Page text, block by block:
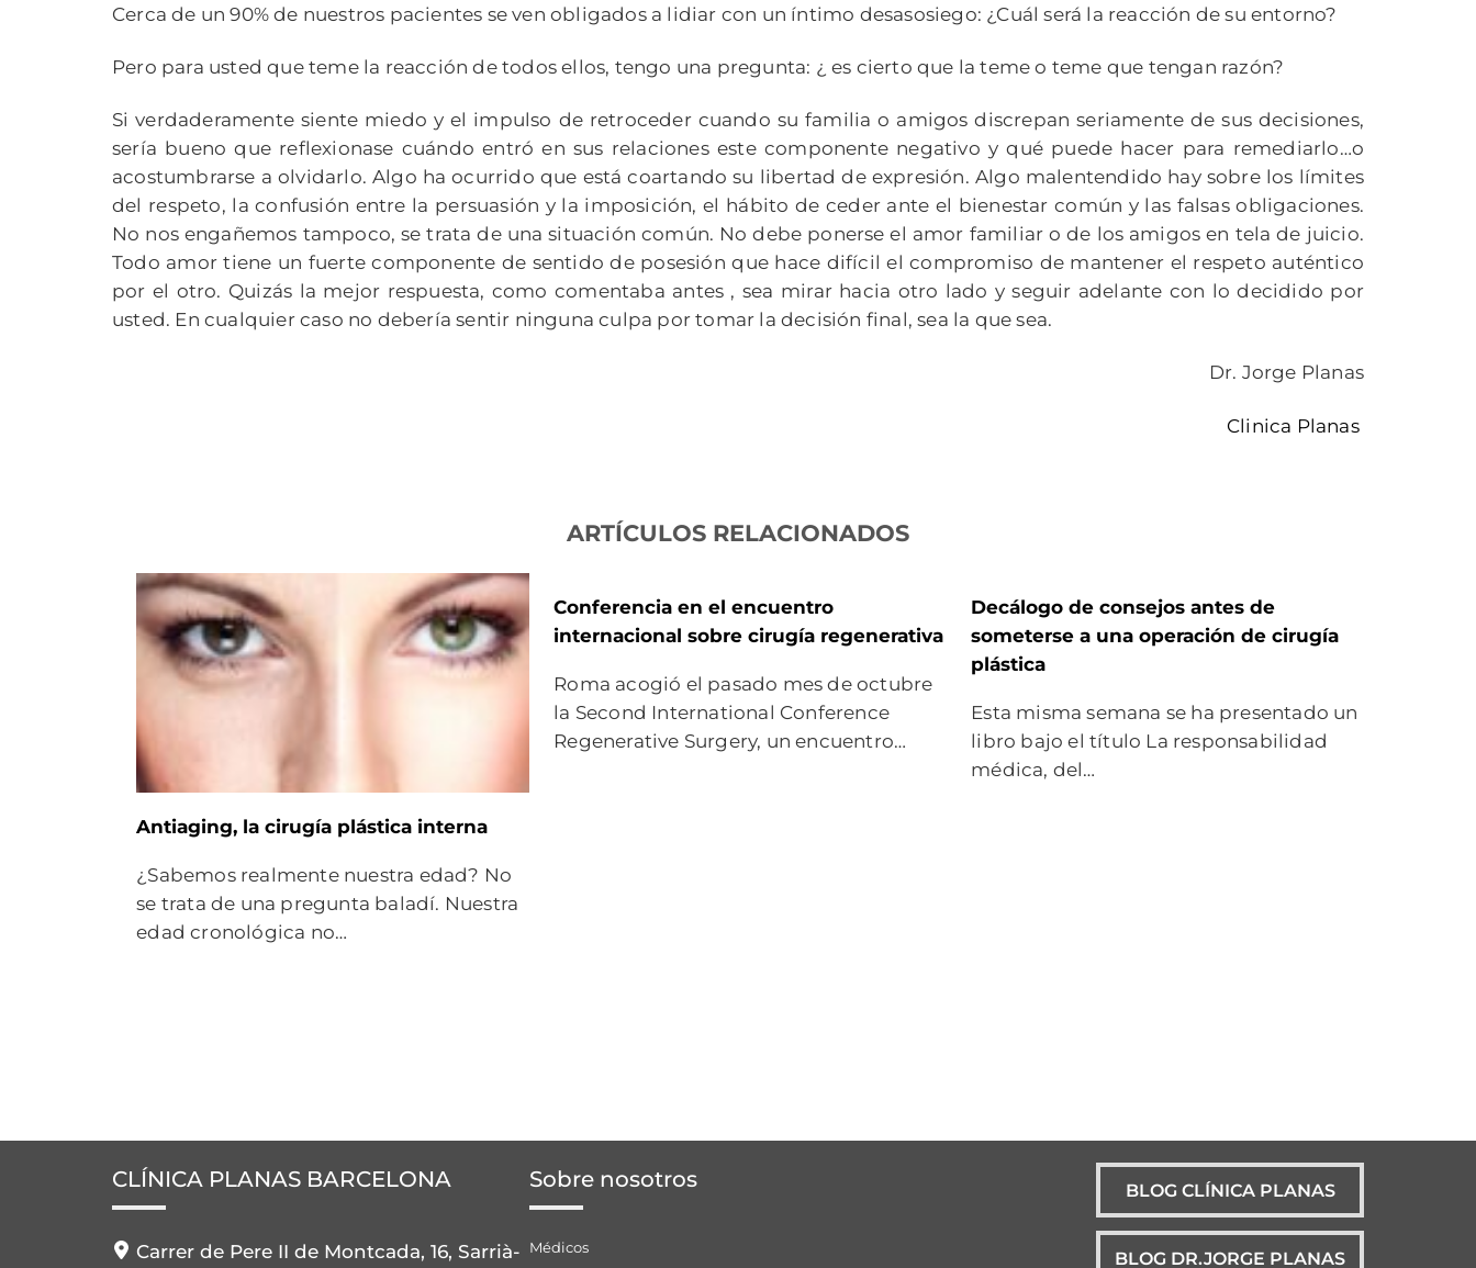
Cerca de un 90% de nuestros pacientes se ven obligados a lidiar con un íntimo desasosiego: ¿Cuál será la reacción de su entorno?
Pero para usted que teme la reacción de todos ellos, tengo una pregunta: ¿ es cierto que la teme o teme que tengan razón?
Si verdaderamente siente miedo y el impulso de retroceder cuando su familia o amigos discrepan seriamente de sus decisiones,
sería bueno que reflexionase cuándo entró en sus relaciones este componente negativo y qué puede hacer para remediarlo…o
acostumbrarse a olvidarlo. Algo ha ocurrido que está coartando su libertad de expresión. Algo malentendido hay sobre los límites
del respeto, la confusión entre la persuasión y la imposición, el hábito de ceder ante el bienestar común y las falsas obligaciones.
No nos engañemos tampoco, se trata de una situación común. No debe ponerse el amor familiar o de los amigos en tela de juicio.
Todo amor tiene un fuerte componente de sentido de posesión que hace difícil el compromiso de mantener el respeto auténtico
por el otro. Quizás la mejor respuesta, como comentaba antes , sea mirar hacia otro lado y seguir adelante con lo decidido por
usted. En cualquier caso no debería sentir ninguna culpa por tomar la decisión final, sea la que sea.
Dr. Jorge Planas
Clinica Planas
ARTÍCULOS RELACIONADOS
Antiaging, la cirugía plástica interna
¿Sabemos realmente nuestra edad? No
se trata de una pregunta baladí. Nuestra
edad cronológica no…
Conferencia en el encuentro
internacional sobre cirugía regenerativa
Roma acogió el pasado mes de octubre
la Second International Conference
Regenerative Surgery, un encuentro…
Decálogo de consejos antes de
someterse a una operación de cirugía
plástica
Esta misma semana se ha presentado un
libro bajo el título La responsabilidad
médica, del…
CLÍNICA PLANAS BARCELONA
Carrer de Pere II de Montcada, 16, Sarrià-
Sobre nosotros
Médicos
BLOG CLÍNICA PLANAS
BLOG DR.JORGE PLANAS